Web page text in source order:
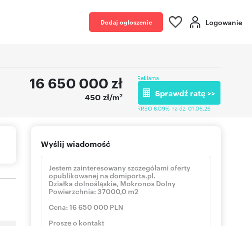
Dodaj ogłoszenie Logowanie
16 650 000 zł
450 zł/m2
Reklama
Sprawdź ratę >>
RRSO 6,09% na dz. 01.06.26
Wyślij wiadomość